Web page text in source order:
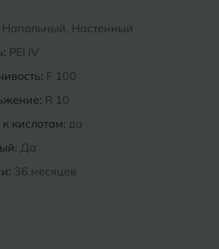
Напольный, Настенный
PEI IV
F 100
R 10
кислотам: да
Да
36 месяцев